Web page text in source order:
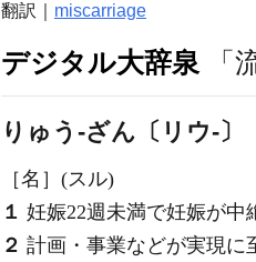
翻訳｜ miscarriage
デジタル大辞泉 「
りゅう‐ざん〔リウ‐〕
［名］ (スル)
１ 妊娠22週未満で妊娠が中
２ 計画・事業などが実現に